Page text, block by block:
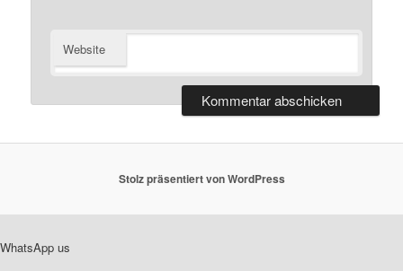
Website
Stolz präsentiert von WordPress
WhatsApp us